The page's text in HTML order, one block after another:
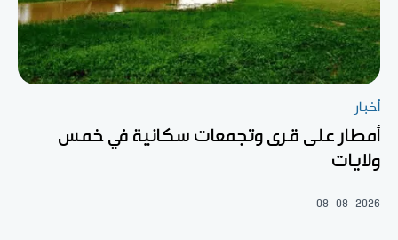
أخبار
أمطار على قرى وتجمعات سكانية في خمس
ولايات
08-08-2026